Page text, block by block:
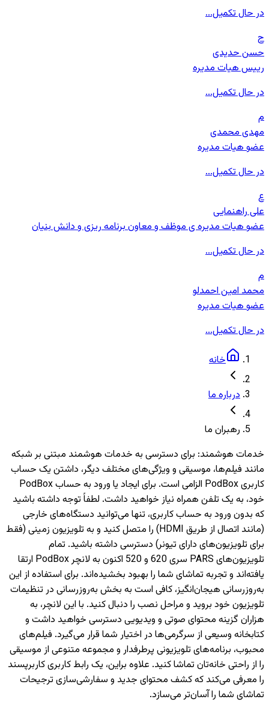
در حال تکمیل...
ح
حسن حدیدی
رییس هیات مدیره
در حال تکمیل...
م
مهدی محمدی
عضو هیات مدیره
در حال تکمیل...
ع
علی راهنمایی
عضو هیات مدیره ی موظف و معاون برنامه ریزی و دانش بنیان
در حال تکمیل...
م
محمد امین احمدلو
عضو هیات مدیره
در حال تکمیل...
خانه
درباره ما
رهبران ما
خدمات هوشمند: برای دسترسی به خدمات هوشمند مبتنی بر شبکه
مانند فیلم‌ها، موسیقی و ویژگی‌های مختلف دیگر، داشتن یک حساب
کاربری PodBox الزامی است. برای ایجاد یا ورود به حساب PodBox
خود، به یک تلفن همراه نیاز خواهید داشت. لطفاً توجه داشته باشید
که بدون ورود به حساب کاربری، تنها می‌توانید دستگاه‌های خارجی
(مانند اتصال از طریق HDMI) را متصل کنید و به تلویزیون‌ زمینی (فقط
برای تلویزیون‌های دارای تیونر) دسترسی داشته باشید. تمام
تلویزیون‌های PARS سری 620 و 520 اکنون به لانچر PodBox ارتقا
یافته‌اند و تجربه تماشای شما را بهبود بخشیده‌اند. برای استفاده از این
به‌روزرسانی هیجان‌انگیز، کافی است به بخش به‌روزرسانی در تنظیمات
تلویزیون خود بروید و مراحل نصب را دنبال کنید. با این لانچر، به
هزاران گزینه محتوای صوتی و ویدیویی دسترسی خواهید داشت و
کتابخانه وسیعی از سرگرمی‌ها در اختیار شما قرار می‌گیرد. فیلم‌های
محبوب، برنامه‌های تلویزیونی پرطرفدار و مجموعه متنوعی از موسیقی
را از راحتی خانه‌تان تماشا کنید. علاوه براین، یک رابط کاربری کاربرپسند
را معرفی می‌کند که کشف محتوای جدید و سفارشی‌سازی ترجیحات
تماشای شما را آسان‌تر می‌سازد.